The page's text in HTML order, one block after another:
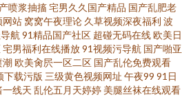
航 久久精品国产露脸 91艹在线 影音先锋鲁
福利av在线 草莓视屏s 91美女视频在线观看
二区 黄色片导航 东方AV成人视 91社区福利
喷浆抽搐宅男久久国产精品 国产乱肥老
网站 窝窝午夜理论 久草视频深夜福利 波
航 91精品国产社区 超碰无码在线欧美日
宅男福利在线播放91视频污导航 国产啪亚
潮欧美肏屄一区二区 国产乱伦免费观看
下载污版 三级黄色视频网址 午夜99 91日
一线天 乱伦五月天婷婷 美腿丝袜在线观看